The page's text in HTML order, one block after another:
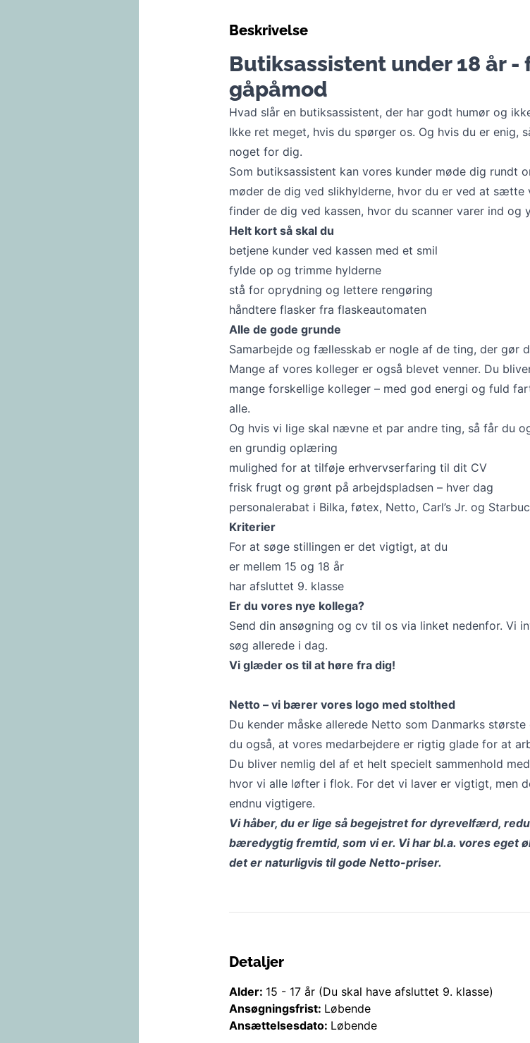
Beskrivelse
Butiksassistent under 18 år
gåpåmod
Hvad slår en butiksassistent, der har godt humør og
Ikke ret meget, hvis du spørger os. Og hvis du er enig,
noget for dig.
Som butiksassistent kan vores kunder møde dig rundt
møder de dig ved slikhylderne, hvor du er ved at sætte
finder de dig ved kassen, hvor du scanner varer ind og
Helt kort så skal du
betjene kunder ved kassen med et smil
fylde op og trimme hylderne
stå for oprydning og lettere rengøring
håndtere flasker fra flaskeautomaten
Alle de gode grunde
Samarbejde og fællesskab er nogle af de ting, der gør
Mange af vores kolleger er også blevet venner. Du
mange forskellige kolleger – med god energi og fuld
alle.
Og hvis vi lige skal nævne et par andre ting, så får du
en grundig oplæring
mulighed for at tilføje erhvervserfaring til dit CV
frisk frugt og grønt på arbejdspladsen – hver dag
personalerabat i Bilka, føtex, Netto, Carl’s Jr. og
Kriterier
For at søge stillingen er det vigtigt, at du
er mellem 15 og 18 år
har afsluttet 9. klasse
Er du vores nye kollega?
Send din ansøgning og cv til os via linket nedenfor. Vi
søg allerede i dag.
Vi glæder os til at høre fra dig!
Netto – vi bærer vores logo med stolthed
Du kender måske allerede Netto som Danmarks
du også, at vores medarbejdere er rigtig glade for at
Du bliver nemlig del af et helt specielt sammenhold
hvor vi alle løfter i flok. For det vi laver er vigtigt, men
endnu vigtigere.
Vi håber, du er lige så begejstret for dyrevelfærd,
bæredygtig fremtid, som vi er. Vi har bl.a. vores eget
det er naturligvis til gode Netto-priser.
Detaljer
Alder: 15 - 17 år (Du skal have afsluttet 9. klasse)
Ansøgningsfrist: Løbende
Ansættelsesdato: Løbende